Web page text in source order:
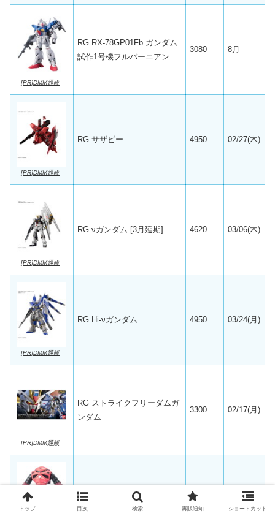
[PR]DMM通販
RG RX-78GP01Fb ガンダム
試作1号機フルバーニアン
3080 8月
[PR]DMM通販
RG サザビー 4950 02/27(木)
[PR]DMM通販
RG νガンダム [3月延期] 4620 03/06(木)
[PR]DMM通販
RG Hi-νガンダム 4950 03/24(月)
[PR]DMM通販
RG ストライクフリーダムガ
ンダム
3300 02/17(月)
MG シャア専用ズゴック 3300 02/20(木)
トップ 目次 検索 再販通知 ショートカット